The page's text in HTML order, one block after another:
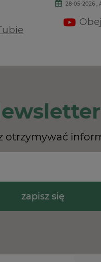
28-05-2026 ,
otrzymywać
zapisz się